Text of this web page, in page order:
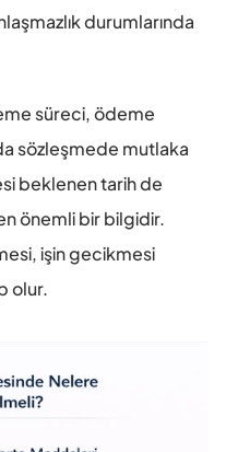
durumlarında
süreci, ödeme
sözleşmede mutlaka
beklenen tarih de
önemli bir bilgidir.
işin gecikmesi
olur.